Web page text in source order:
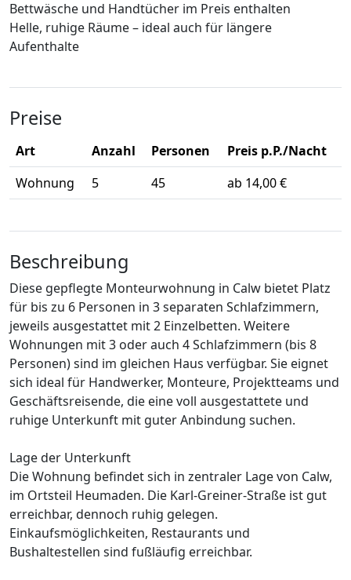
Bettwäsche und Handtücher im Preis enthalten
Helle, ruhige Räume – ideal auch für längere
Aufenthalte
Preise
Art Anzahl Personen
Preis p.P./Nacht
Wohnung
5 45 ab 14,00 €
Beschreibung
Diese gepflegte Monteurwohnung in Calw bietet Platz
für bis zu 6 Personen in 3 separaten Schlafzimmern,
jeweils ausgestattet mit 2 Einzelbetten. Weitere
Wohnungen mit 3 oder auch 4 Schlafzimmern (bis 8
Personen) sind im gleichen Haus verfügbar. Sie eignet
sich ideal für Handwerker, Monteure, Projektteams und
Geschäftsreisende, die eine voll ausgestattete und
ruhige Unterkunft mit guter Anbindung suchen.
Lage der Unterkunft
Die Wohnung befindet sich in zentraler Lage von Calw,
im Ortsteil Heumaden. Die Karl-Greiner-Straße ist gut
erreichbar, dennoch ruhig gelegen.
Einkaufsmöglichkeiten, Restaurants und
Bushaltestellen sind fußläufig erreichbar.